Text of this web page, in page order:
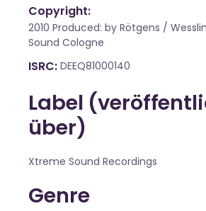
Copyright:
2010 Produced: by Rötgens /
Sound Cologne
ISRC DEEQ81000140
Label
über)
Xtreme Sound Recordings
Genre